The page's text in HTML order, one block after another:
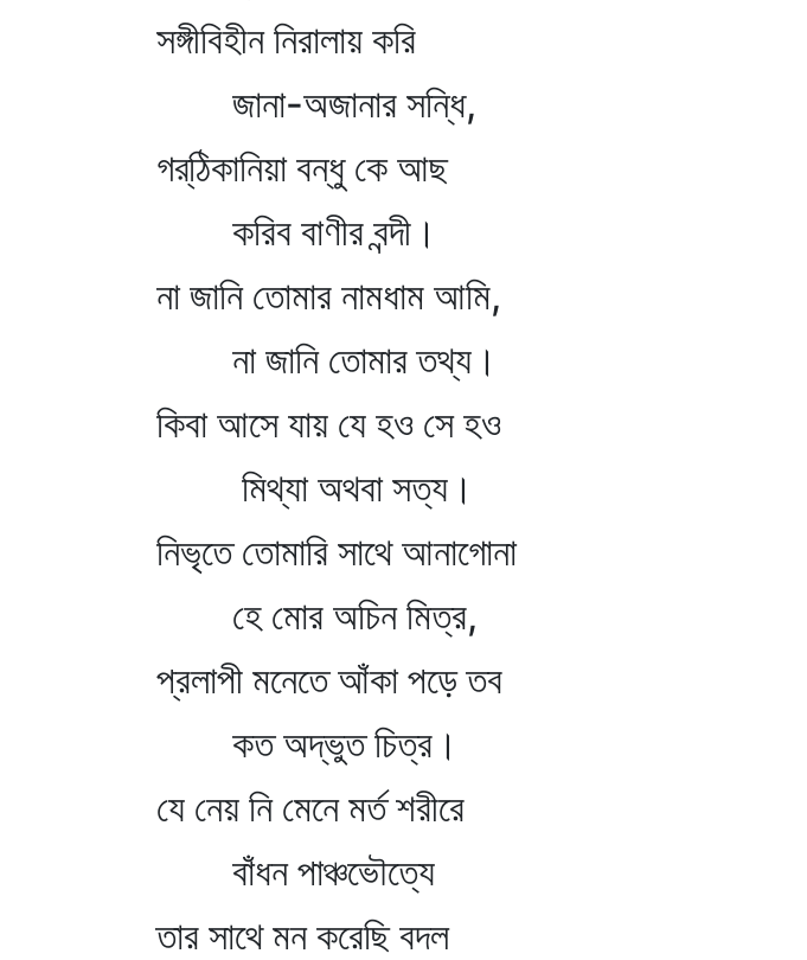
সঙ্গীবিহীন নিরালায় করি
জানা-অজানার সন্ধি,
গর্‌ঠিকানিয়া বন্ধু কে আছ
করিব বাণীর বন্দী।
না জানি তোমার নামধাম আমি,
না জানি তোমার তথ্য।
কিবা আসে যায় যে হও সে হও
মিথ্যা অথবা সত্য।
নিভৃতে তোমারি সাথে আনাগোনা
হে মোর অচিন মিত্র,
প্রলাপী মনেতে আঁকা পড়ে তব
কত অদ্ভুত চিত্র।
যে নেয় নি মেনে মর্ত শরীরে
বাঁধন পাঞ্চভৌত্যে
তার সাথে মন করেছি বদল